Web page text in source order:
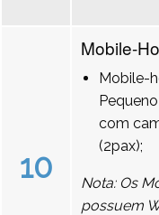
10
Mobile-
Mobile-
com
(2pax);
Nota: Os
possuem